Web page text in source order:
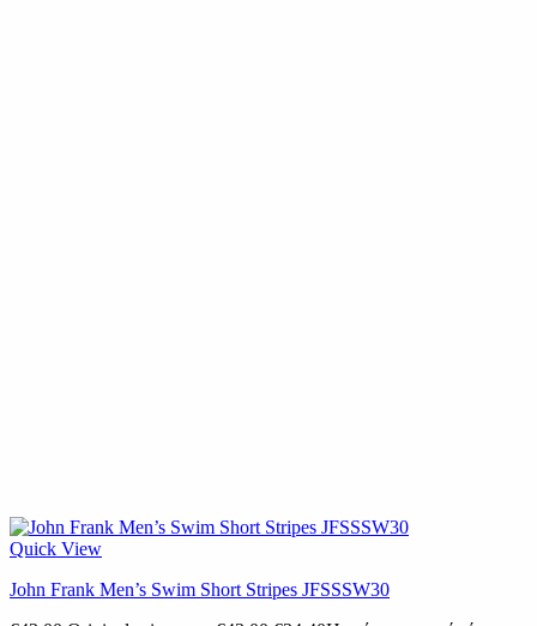
Quick View
John Frank Men’s Swim Short Stripes JFSSSW30